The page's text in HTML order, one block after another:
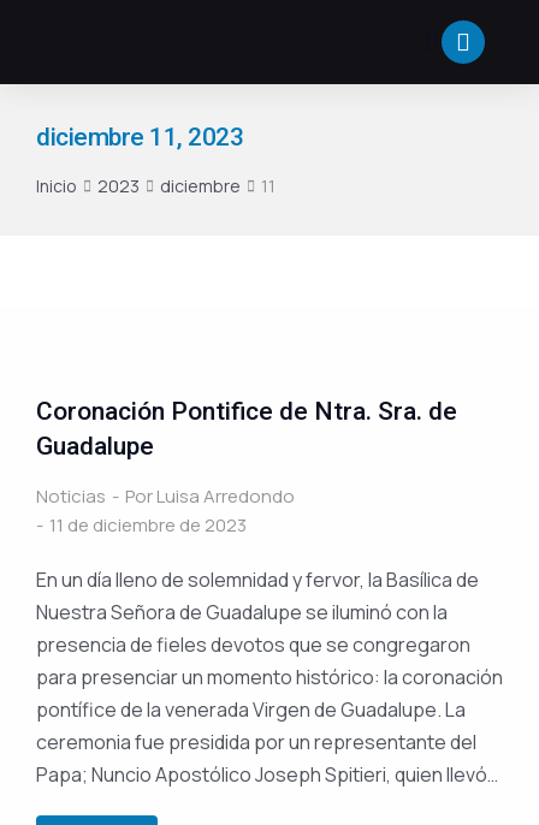
diciembre 11, 2023
Estás aquí:
Inicio 2023 diciembre 11
Coronación Pontifice de Ntra. Sra. de
Guadalupe
Noticias PorLuisa Arredondo
11 de diciembre de 2023
En un día lleno de solemnidad y fervor, la Basílica de
Nuestra Señora de Guadalupe se iluminó con la
presencia de fieles devotos que se congregaron
para presenciar un momento histórico: la coronación
pontífice de la venerada Virgen de Guadalupe. La
ceremonia fue presidida por un representante del
Papa; Nuncio Apostólico Joseph Spitieri, quien llevó…